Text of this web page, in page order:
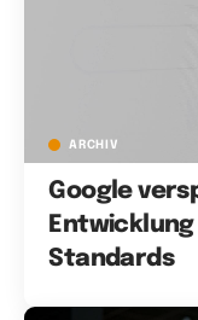
ARCHIV
Google
Standards